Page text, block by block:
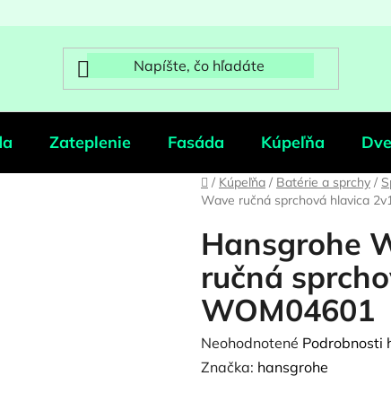
Zateplenie Fasáda Kúpeľňa
Domov
/ Kúpeľňa / Batérie a sprchy /
Wave ručná sprchová hlavica
Hansgrohe
ručná
WOM04601
Priemerné
hodnotenie
Neohodnotené Podrobnosti
Značka: hansgrohe